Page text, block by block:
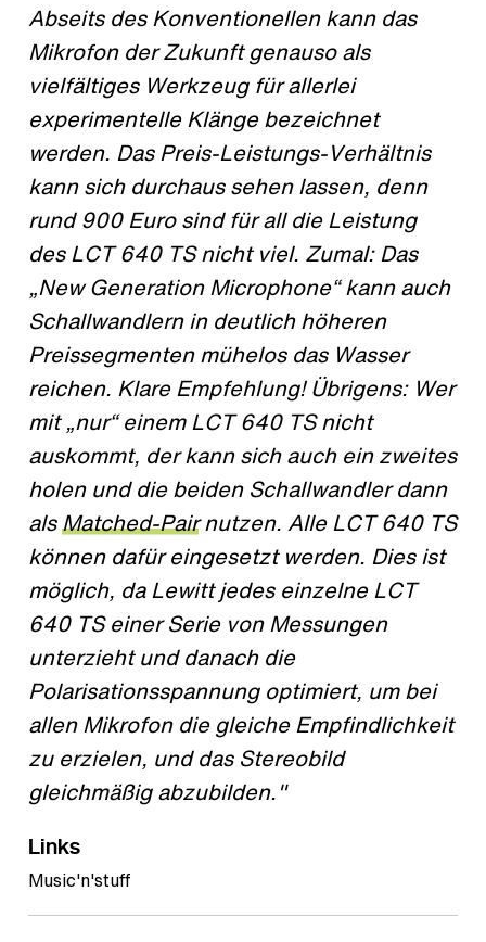
Abseits des Konventionellen kann das
Mikrofon der Zukunft genauso als
vielfältiges Werkzeug für allerlei
experimentelle Klänge bezeichnet
werden. Das Preis-Leistungs-Verhältnis
kann sich durchaus sehen lassen, denn
rund 900 Euro sind für all die Leistung
des LCT 640 TS nicht viel. Zumal: Das
„New Generation Microphone“ kann auch
Schallwandlern in deutlich höheren
Preissegmenten mühelos das Wasser
reichen. Klare Empfehlung! Übrigens: Wer
mit „nur“ einem LCT 640 TS nicht
auskommt, der kann sich auch ein zweites
holen und die beiden Schallwandler dann
alsMatched-Pairnutzen. Alle LCT 640 TS
können dafür eingesetzt werden. Dies ist
möglich, da Lewitt jedes einzelne LCT
640 TS einer Serie von Messungen
unterzieht und danach die
Polarisationsspannung optimiert, um bei
allen Mikrofon die gleiche Empfindlichkeit
zu erzielen, und das Stereobild
gleichmäßig abzubilden."
Links
Music'n'stuff